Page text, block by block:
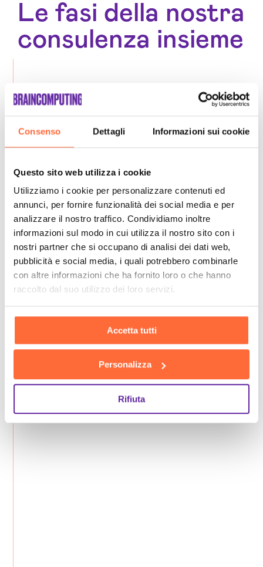
Consenso Dettagli Informazioni sui cookie
Questo sito web utilizza i cookie
Utilizziamo i cookie per personalizzare contenuti ed
annunci, per fornire funzionalità dei social media e per
analizzare il nostro traffico. Condividiamo inoltre
informazioni sul modo in cui utilizza il nostro sito con i
nostri partner che si occupano di analisi dei dati web,
pubblicità e social media, i quali potrebbero combinarle
con altre informazioni che ha fornito loro o che hanno
raccolto dal suo utilizzo dei loro servizi.
Accetta tutti
Personalizza
Rifiuta
Le fasi della nostra
consulenza insieme